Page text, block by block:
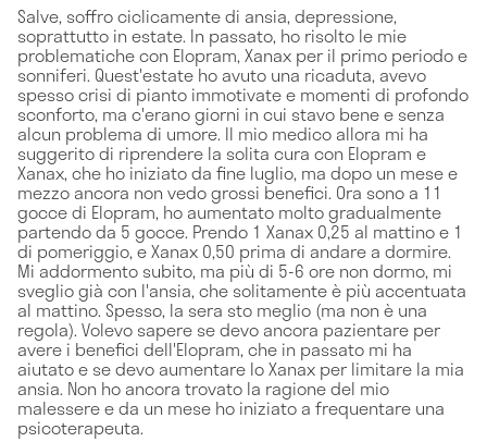
Salve, soffro ciclicamente di ansia, depressione,
soprattutto in estate. In passato, ho risolto le mie
problematiche con Elopram, Xanax per il primo periodo e
sonniferi. Quest'estate ho avuto una ricaduta, avevo
spesso crisi di pianto immotivate e momenti di profondo
sconforto, ma c'erano giorni in cui stavo bene e senza
alcun problema di umore. Il mio medico allora mi ha
suggerito di riprendere la solita cura con Elopram e
Xanax, che ho iniziato da fine luglio, ma dopo un mese e
mezzo ancora non vedo grossi benefici. Ora sono a 11
gocce di Elopram, ho aumentato molto gradualmente
partendo da 5 gocce. Prendo 1 Xanax 0,25 al mattino e 1
di pomeriggio, e Xanax 0,50 prima di andare a dormire.
Mi addormento subito, ma più di 5-6 ore non dormo, mi
sveglio già con l'ansia, che solitamente è più accentuata
al mattino. Spesso, la sera sto meglio (ma non è una
regola). Volevo sapere se devo ancora pazientare per
avere i benefici dell'Elopram, che in passato mi ha
aiutato e se devo aumentare lo Xanax per limitare la mia
ansia. Non ho ancora trovato la ragione del mio
malessere e da un mese ho iniziato a frequentare una
psicoterapeuta.